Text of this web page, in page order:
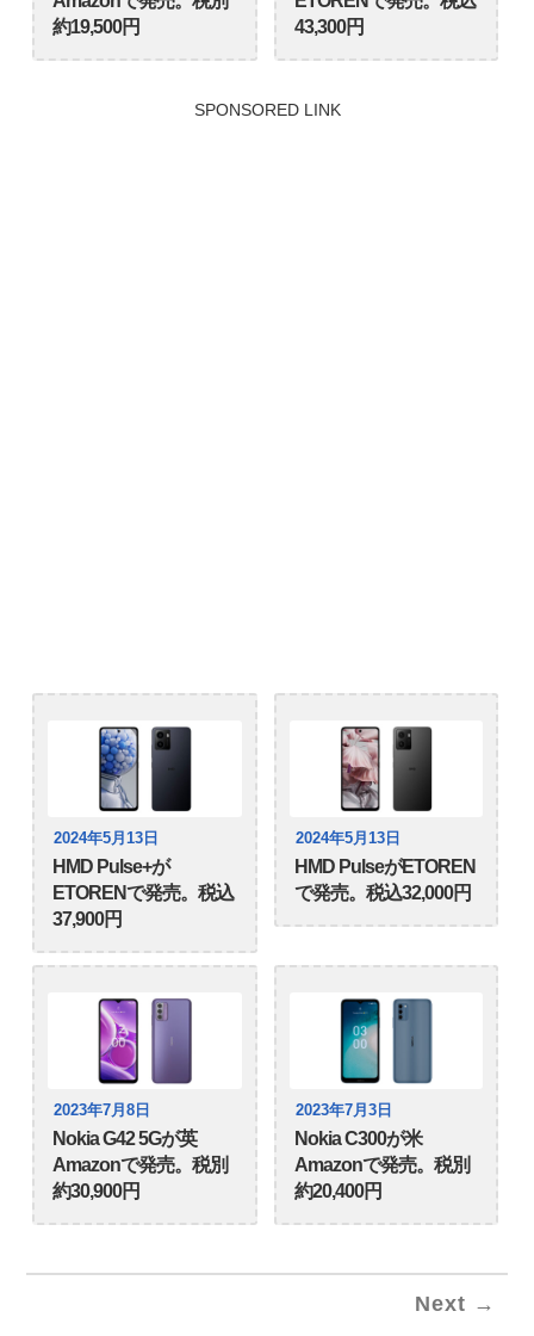
約19,500円
43,300円
SPONSORED LINK
2024年5月13日
HMD Pulse+が
ETORENで発売。税込
37,900円
2024年5月13日
HMD PulseがETOREN
で発売。税込32,000円
2023年7月8日
Nokia G42 5Gが英
Amazonで発売。税別
約30,900円
2023年7月3日
Nokia C300が米
Amazonで発売。税別
約20,400円
Next →